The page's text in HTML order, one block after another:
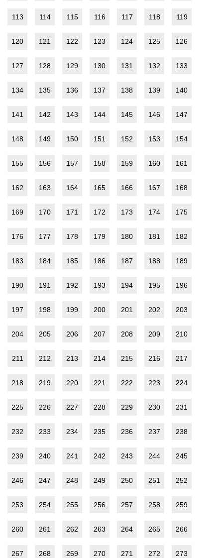
113 114 115 116 117 118 119
120 121 122 123 124 125 126
127 128 129 130 131 132 133
134 135 136 137 138 139 140
141 142 143 144 145 146 147
148 149 150 151 152 153 154
155 156 157 158 159 160 161
162 163 164 165 166 167 168
169 170 171 172 173 174 175
176 177 178 179 180 181 182
183 184 185 186 187 188 189
190 191 192 193 194 195 196
197 198 199 200 201 202 203
204 205 206 207 208 209 210
211 212 213 214 215 216 217
218 219 220 221 222 223 224
225 226 227 228 229 230 231
232 233 234 235 236 237 238
239 240 241 242 243 244 245
246 247 248 249 250 251 252
253 254 255 256 257 258 259
260 261 262 263 264 265 266
267 268 269 270 271 272 273